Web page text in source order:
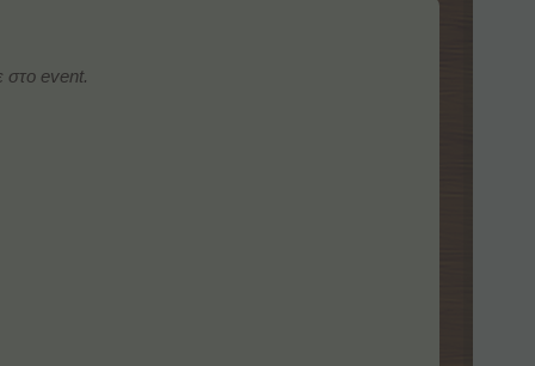
στο event.